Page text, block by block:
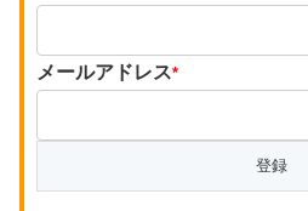
メールアドレス*